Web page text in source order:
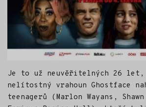
Je to už neuvěřitelných 26 let,
nelítostný vrahoun Ghostface
teenagerů (Marlon Wayans, Shawn